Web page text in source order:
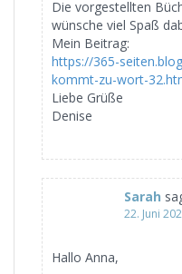
Die vorgestellten
wünsche viel Spaß
Mein Beitrag:
https://365-
kommt-zu-wort-
Liebe Grüße
Denise
Sarah
22. Juni
Hallo Anna,